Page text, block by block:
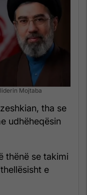
Mojtaba
tha se
udhëheqësin
thënë se takimi
e